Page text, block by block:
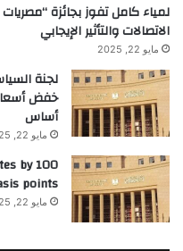
لمياء كامل تفوز بجائزة
الاتصالات والتأثير الإيجابي
مايو 22, 2025
لجنة
أساس
مايو 22, 2025
by 100
points
مايو 22, 2025